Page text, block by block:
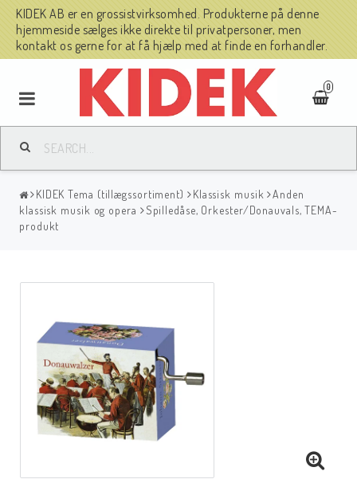
KIDEK AB er en grossistvirksomhed. Produkterne på denne
hjemmeside sælges ikke direkte til privatpersoner, men
kontakt os gerne for at få hjælp med at finde en forhandler.
0
KIDEK Tema (tillægssortiment) Klassisk musik
Anden
klassisk musik og opera
Spilledåse, Orkester/Donauvals, TEMA-
produkt